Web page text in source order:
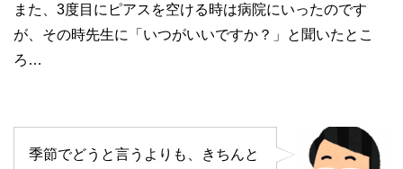
また、3度目にピアスを空ける時は病院にいったのです
が、その時先生に「いつがいいですか？」と聞いたとこ
ろ…
季節でどうと言うよりも、きちんと